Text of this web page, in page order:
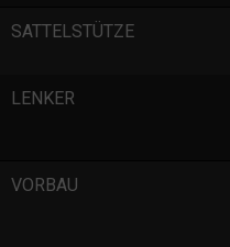
SATTELSTÜTZE
LENKER
VORBAU